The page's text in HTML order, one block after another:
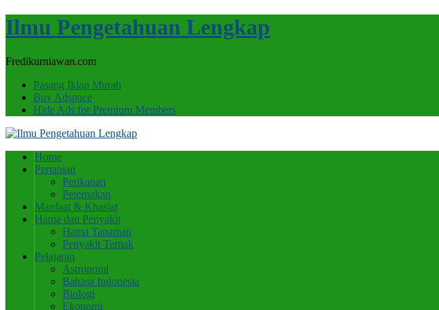
Ilmu Pengetahuan Lengkap
Fredikurniawan.com
Pasang Iklan Murah
Buy Adspace
Hide Ads for Premium Members
Home
Pertanian
Perikanan
Peternakan
Manfaat & Khasiat
Hama dan Penyakit
Hama Tanaman
Penyakit Ternak
Pelajaran
Astronomi
Bahasa Indonesia
Biologi
Ekonomi